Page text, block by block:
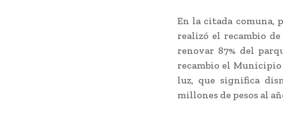
En la citada comuna,
realizó el recambio
renovar 87% del
recambio el Municipio
luz, que significa
millones de pesos al